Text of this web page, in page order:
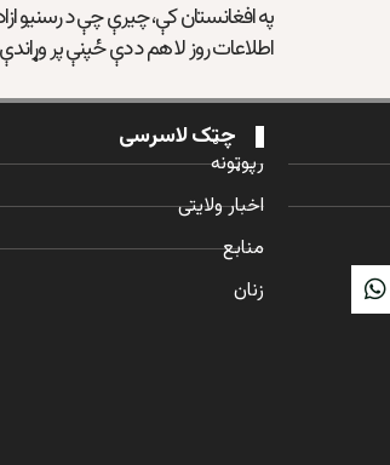
په افغانستان کې، چیرې چې د رسنیو
اطلاعات روز لا هم د دې ځپنې پر
چټک لاسرسی
رپوټونه
اخبار ولایتی
منابع
زنان